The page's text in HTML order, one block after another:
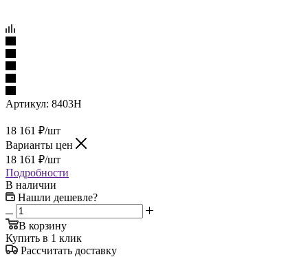
Артикул: 8403H
18 161 ₽/шт
Варианты цен
18 161 ₽/шт
Подробности
В наличии
Нашли дешевле?
В корзину
Купить в 1 клик
Рассчитать доставку